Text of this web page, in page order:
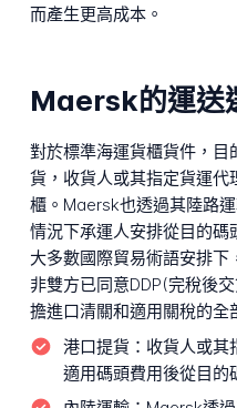
而產生更高成本。
Maersk的運送
對於標準海運貨櫃貨件，
貨，收貨人或其指定貨運
櫃。Maersk也透過其陸路
情況下承運人安排從目的
大多數國際貿易術語安排
非雙方已同意DDP(完稅後
擔進口清關和適用關稅的全
港口提貨： 收貨人或其
適用碼頭費用後從目的